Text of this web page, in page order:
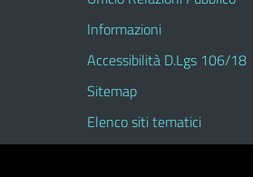
Informazioni
Accessibilità D.Lgs 106/18
Sitemap
Elenco siti tematici